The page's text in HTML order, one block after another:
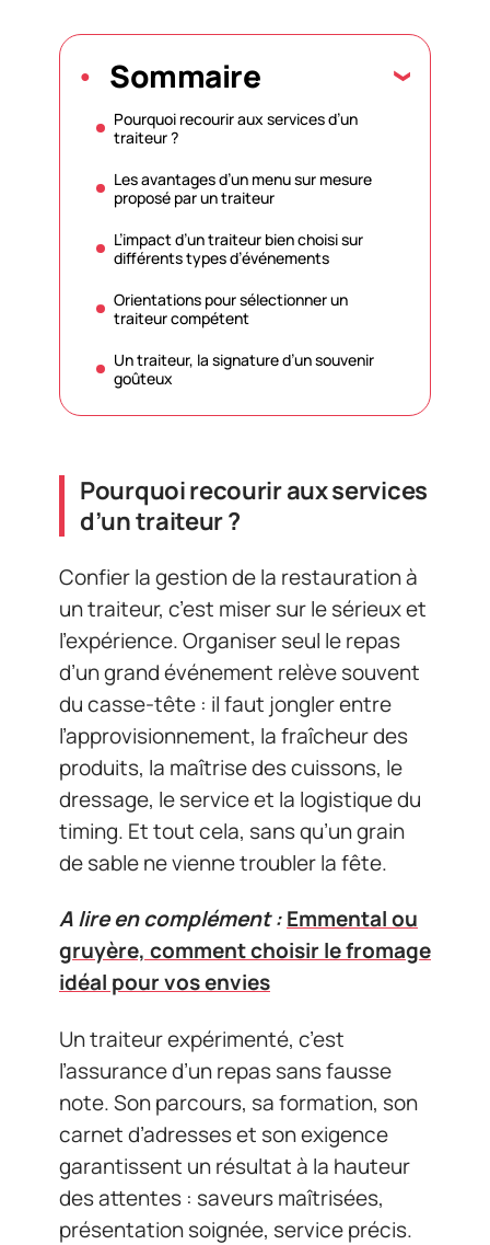
Sommaire
Pourquoi recourir aux services d’un
traiteur ?
Les avantages d’un menu sur mesure
proposé par un traiteur
L’impact d’un traiteur bien choisi sur
différents types d’événements
Orientations pour sélectionner un
traiteur compétent
Un traiteur, la signature d’un souvenir
goûteux
Pourquoi recourir aux services
d’un traiteur ?
Confier la gestion de la restauration à
un traiteur, c’est miser sur le sérieux et
l’expérience. Organiser seul le repas
d’un grand événement relève souvent
du casse-tête : il faut jongler entre
l’approvisionnement, la fraîcheur des
produits, la maîtrise des cuissons, le
dressage, le service et la logistique du
timing. Et tout cela, sans qu’un grain
de sable ne vienne troubler la fête.
A lire en complément :Emmental ou
gruyère, comment choisir le fromage
idéal pour vos envies
Un traiteur expérimenté, c’est
l’assurance d’un repas sans fausse
note. Son parcours, sa formation, son
carnet d’adresses et son exigence
garantissent un résultat à la hauteur
des attentes : saveurs maîtrisées,
présentation soignée, service précis.